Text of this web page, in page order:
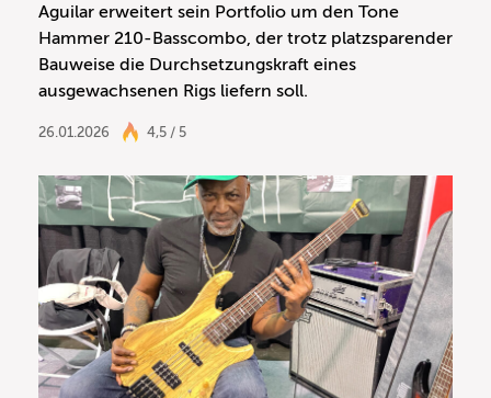
Aguilar erweitert sein Portfolio um den Tone
Hammer 210-Basscombo, der trotz platzsparender
Bauweise die Durchsetzungskraft eines
ausgewachsenen Rigs liefern soll.
26.01.2026 4,5 / 5